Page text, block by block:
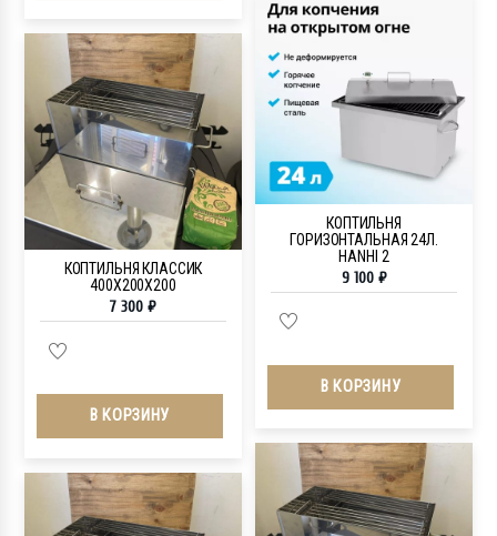
КОПТИЛЬНЯ
ГОРИЗОНТАЛЬНАЯ 24Л.
HANHI 2
9 100 ₽
В КОРЗИНУ
КОПТИЛЬНЯ КЛАССИК
400Х200Х200
7 300 ₽
В КОРЗИНУ